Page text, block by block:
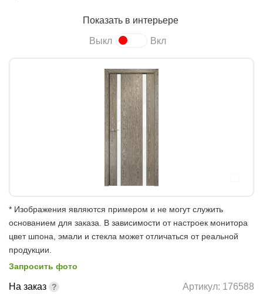
Показать в интерьере
Выкл Вкл
* Изображения являются примером и не могут служить
основанием для заказа. В зависимости от настроек монитора
цвет шпона, эмали и стекла может отличаться от реальной
продукции.
Запросить фото
На заказ Артикул: 176588